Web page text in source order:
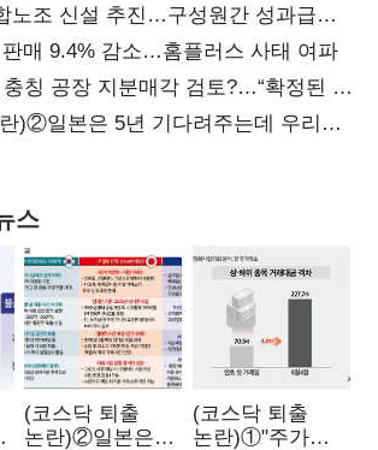
노조 신설 추진…구성원간 성과급
매 9.4% 감소…홈플러스 사태 여파
칭 공장 지분매각 검토?…“확정된 바
)②일본은 5년 기다려주는데 우리는
스
(코스닥 퇴출
논란)②일본은
(코스닥 퇴출
논란)①"주가